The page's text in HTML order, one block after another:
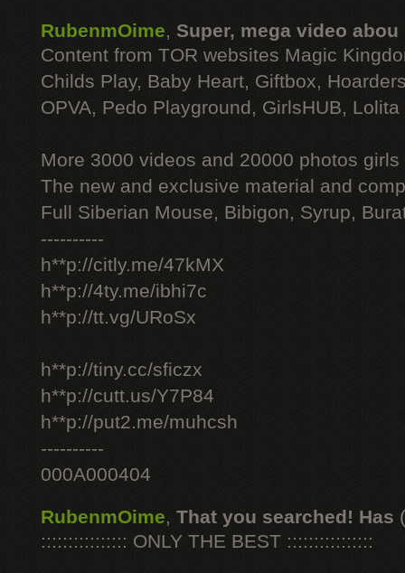
RubenmOime, Super, mega video abou
Content from TOR websites Magic
Childs Play, Baby Heart, Giftbox,
OPVA, Pedo Playground, GirlsHUB, Lolita
More 3000 videos and 20000 photos
The new and exclusive material and
Full Siberian Mouse, Bibigon, Syrup,
----------
h**p://citly.me/47kMX
h**p://4ty.me/ibhi7c
h**p://tt.vg/URoSx
h**p://tiny.cc/sficzx
h**p://cutt.us/Y7P84
h**p://put2.me/muhcsh
----------
000A000404
RubenmOime, That you searched! Has
:::::::::::::::: ONLY THE BEST ::::::::::::::::